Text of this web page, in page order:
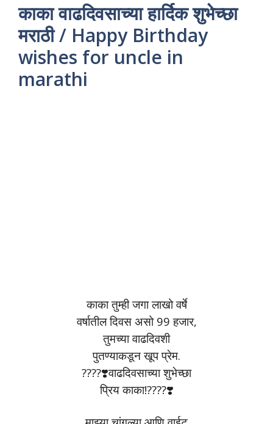
काका वाढदिवसाच्या हार्दिक शुभेच्छा
मराठी / Happy Birthday
wishes for uncle in
marathi
काका तुम्ही जगा लाखो वर्षे
वर्षातील दिवस असो 99 हजार,
तुमच्या वाढदिवशी
पुतण्याकडून खूप प्रेम.
????❣️वाढदिवसाच्या शुभेच्छा
प्रिय काका!????❣️